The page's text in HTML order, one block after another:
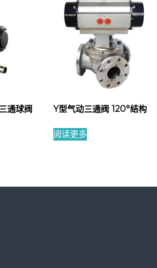
通球阀
Y型气动三通阀 120°结构
阅读更多